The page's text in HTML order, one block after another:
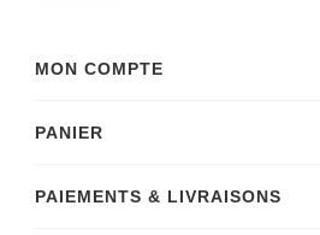
MON COMPTE
PANIER
PAIEMENTS & LIVRAISONS